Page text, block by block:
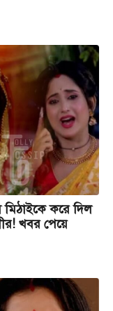
করে দিল
খবর পেয়ে